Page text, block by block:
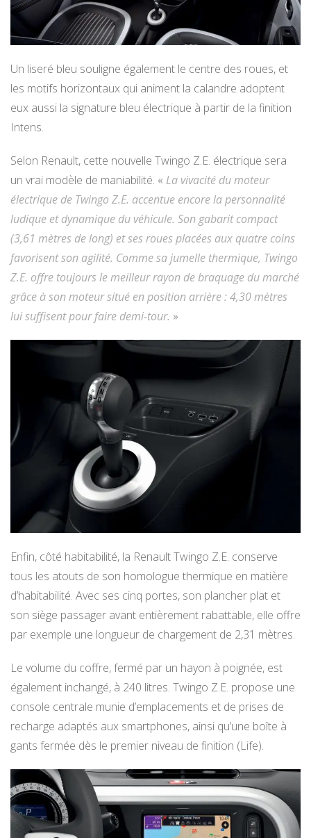
Un liseré bleu souligne également le centre des roues, et
les motifs horizontaux qui animent la calandre adoptent
eux aussi la signature bleu électrique à partir de la finition
Intens.
Selon Renault, cette nouvelle Twingo Z.E. électrique sera
un vrai modèle de maniabilité. « La vivacité du moteur
électrique de Twingo Z.E. accentue encore la personnalité
ludique et dynamique du véhicule. Son gabarit compact
(3,61 mètres de long) et ses roues placées aux quatre coins
favorisent son agilité. Comme sa jumelle thermique, Twingo
Z.E. offre toujours le meilleur rayon de braquage du marché
grâce à son moteur situé en position arrière : 4,30 mètres
lui suffisent pour faire demi-tour. »
Enfin, côté habitabilité, la Renault Twingo Z.E. conserve
tous les atouts de son homologue thermique en matière
d’habitabilité. Avec ses cinq portes, son plancher plat et
son siège passager avant entièrement rabattable, elle offre
par exemple une longueur de chargement de 2,31 mètres.
Le volume du coffre, fermé par un hayon à poignée, est
également inchangé, à 240 litres. Twingo Z.E. propose une
console centrale munie d’emplacements et de prises de
recharge adaptés aux smartphones, ainsi qu’une boîte à
gants fermée dès le premier niveau de finition (Life).